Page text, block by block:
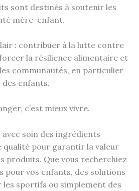
sont destinés à soutenir les
mère-enfant.
: contribuer à la lutte contre
la résilience alimentaire et
communautés, en particulier
des enfants.
c’est mieux vivre.
soin des ingrédients
qualité pour garantir la valeur
produits. Que vous recherchiez
pour vos enfants, des solutions
sportifs ou simplement des